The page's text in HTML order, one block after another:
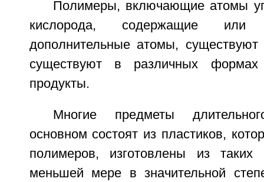
Полимеры, включающие атомы
кислорода, содержащие
дополнительные атомы,
существуют в различных формах
продукты.
Многие предметы
основном состоят из пластиков,
полимеров, изготовлены из
меньшей мере в значительной